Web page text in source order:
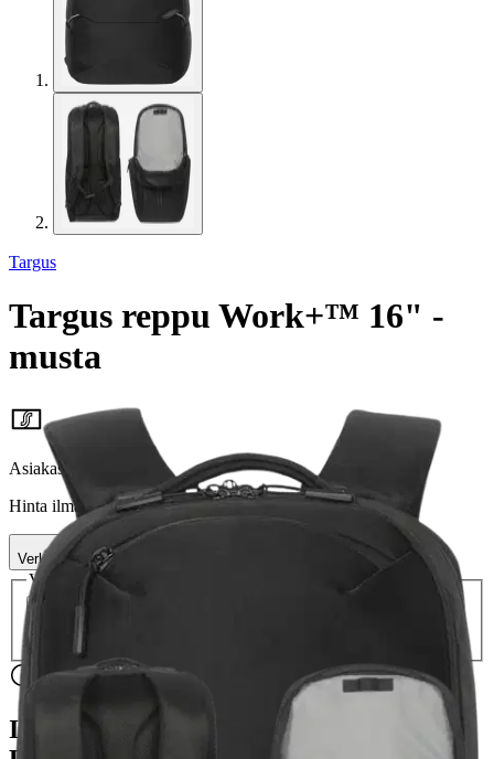
Targus
Targus reppu Work+™ 16" -
musta
67,96 €
Asiakasomistajahinta
Hinta ilman S-Etukorttia: 79,95 €
Verkkokaupan hinta
Valitse toimitustapa
Ilmainen toimitus yli 100 €:n tilauksille